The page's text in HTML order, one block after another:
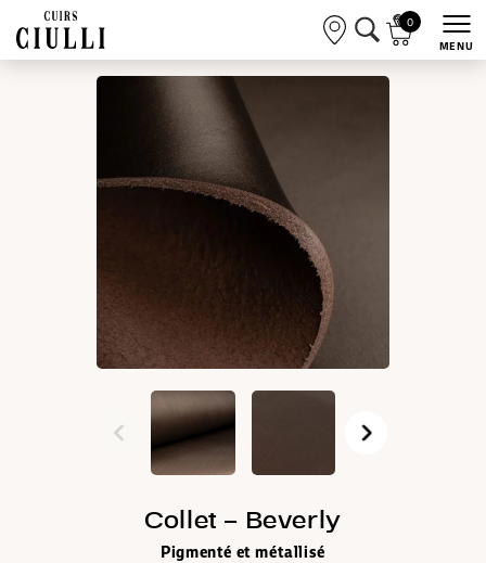
0
MENU
Collet – Beverly
Pigmenté et métallisé